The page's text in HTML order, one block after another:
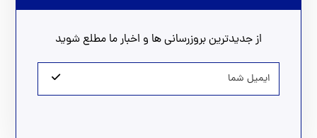
از جدیدترین بروزرسانی ها و اخبار ما مطلع شوید